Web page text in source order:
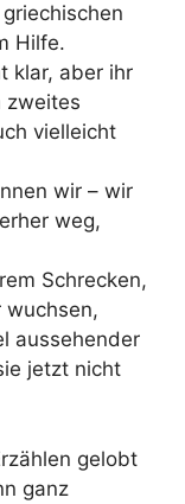
Hilfe.
klar, aber ihr
zweites
vielleicht
wir – wir
weg,
Schrecken,
wuchsen,
aussehender
jetzt nicht
gelobt
ganz